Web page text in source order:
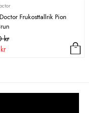
Frukosttallrik Pion
kr
kr